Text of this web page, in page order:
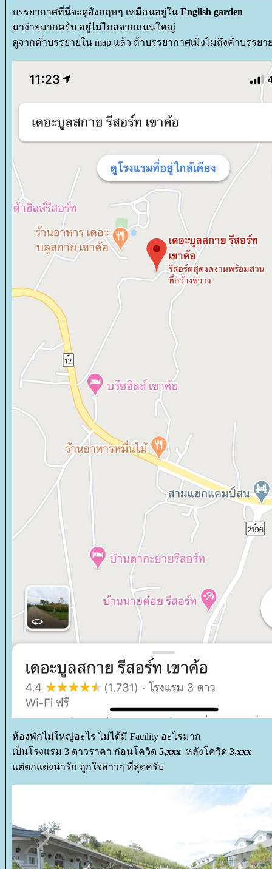
บรรยากาศที่นี่จะดูอังกฤษๆ เหมือนอยู่ใน English garden
มาง่ายมากครับ อยู่ไม่ไกลจากถนนใหญ่
ดูจากคำบรรยายใน map แล้ว ถ้าบรรยากาศเมิงไม่ถึงคำบรรยา
ห้องพักไม่ใหญ่อะไร ไม่ได้มี Facility อะไรมาก
เป็นโรงแรม 3 ดาวราคา ก่อนโควิด 5,xxx หลังโควิด 3,xxx
ต่ตกแต่งน่ารัก ถูกใจสาวๆ ที่สุดครับ